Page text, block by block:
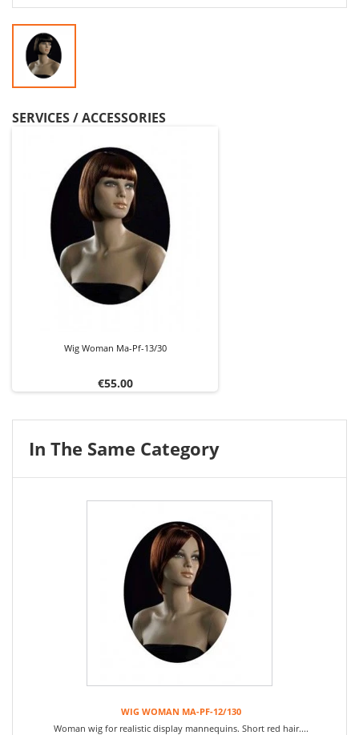
SERVICES / ACCESSORIES
Wig Woman Ma-Pf-13/30
Price
€55.00
In The Same Category
WIG WOMAN MA-PF-12/130
Woman wig for realistic display mannequins. Short red hair....